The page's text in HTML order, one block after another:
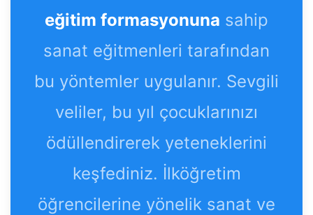
eğitim formasyonuna sahip
sanat eğitmenleri tarafından
bu yöntemler uygulanır. Sevgili
veliler, bu yıl çocuklarınızı
ödüllendirerek yeteneklerini
keşfediniz. İlköğretim
öğrencilerine yönelik sanat ve